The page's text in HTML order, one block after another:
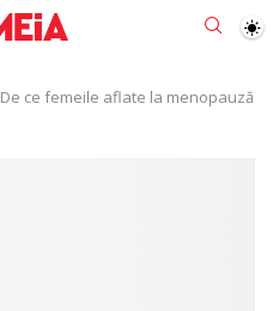
De ce femeile aflate la menopauză